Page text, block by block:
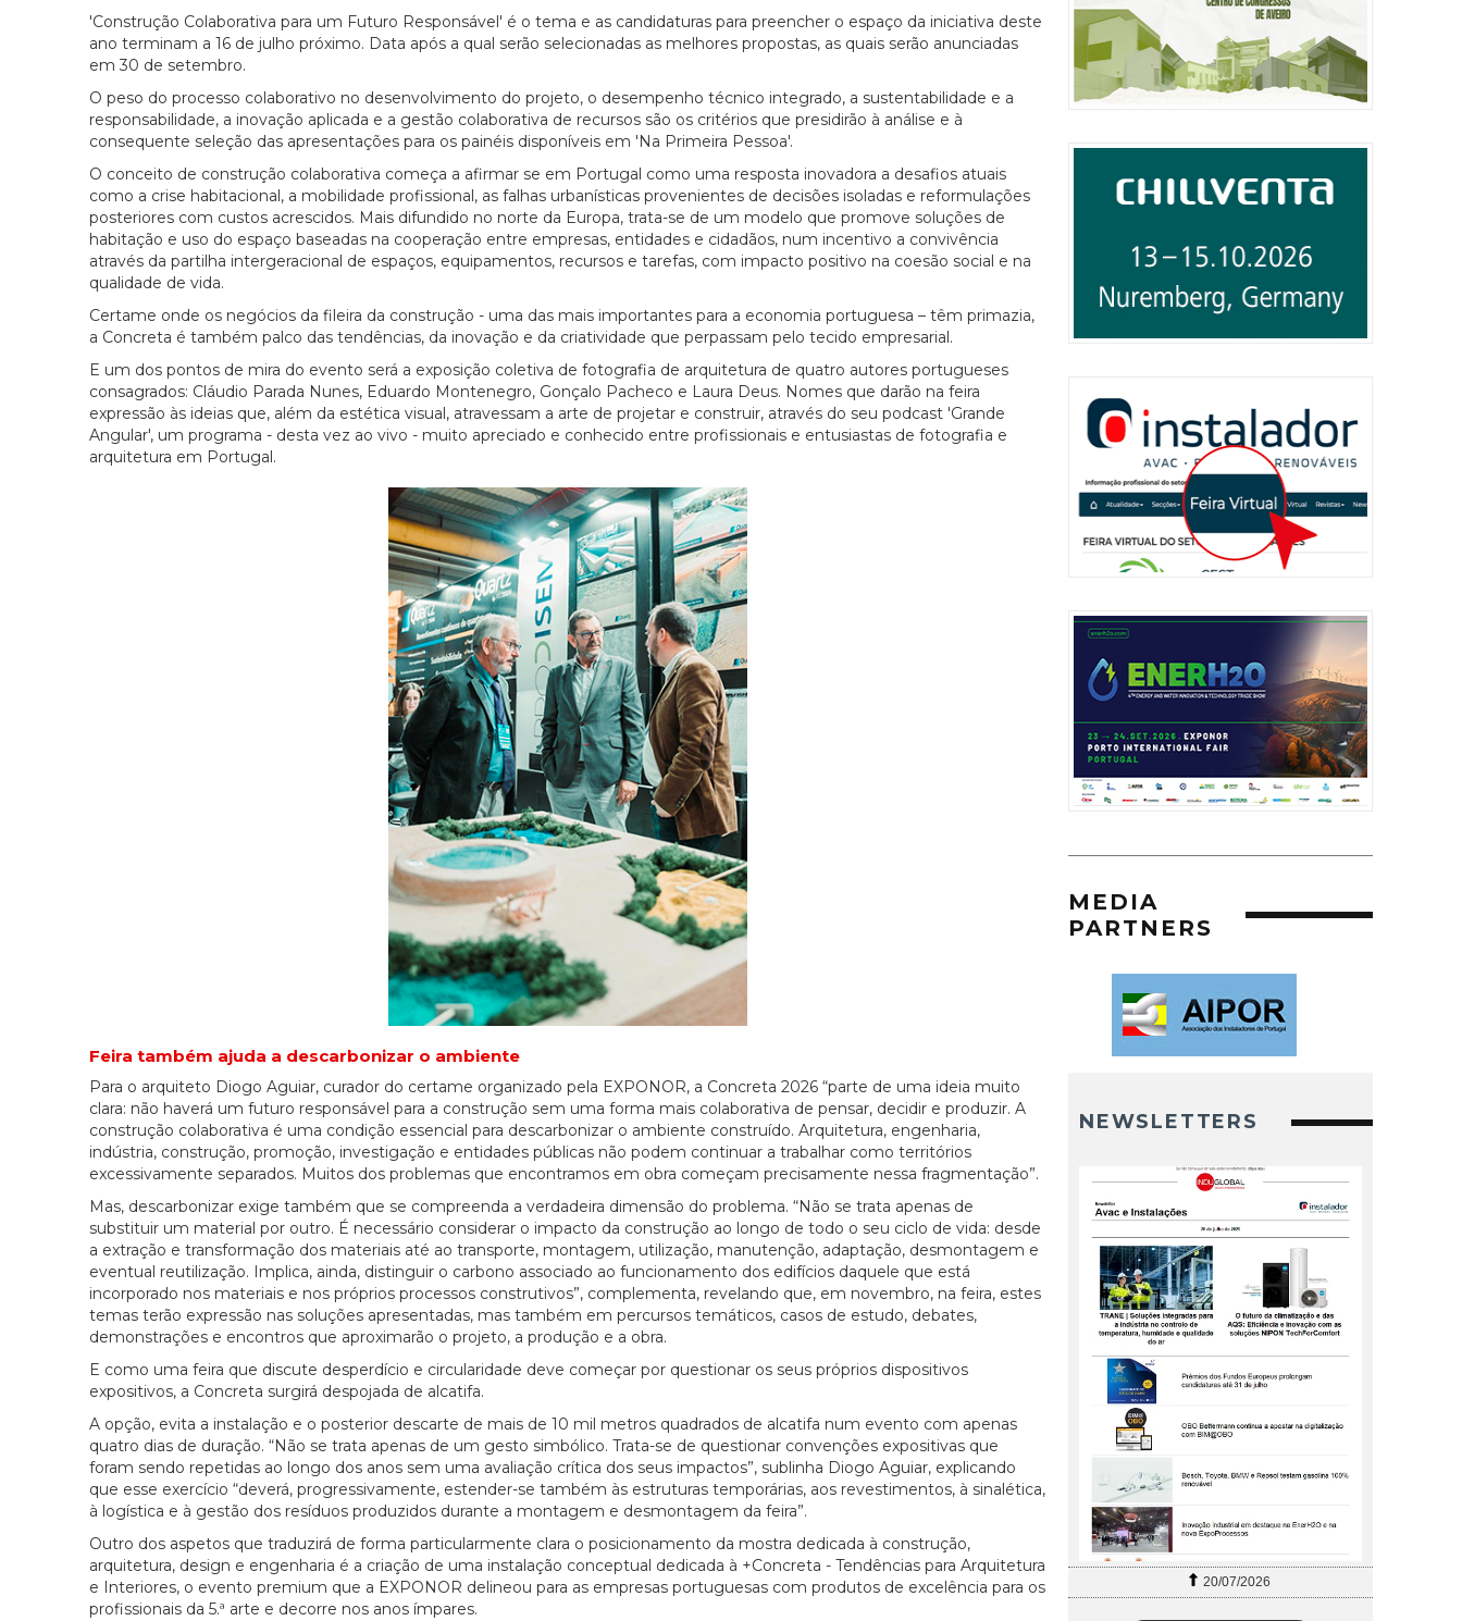
'Construção Colaborativa para um Futuro Responsável' é o tema e as candidaturas para preencher o espaço da iniciativa deste
ano terminam a 16 de julho próximo. Data após a qual serão selecionadas as melhores propostas, as quais serão anunciadas
em 30 de setembro.
O peso do processo colaborativo no desenvolvimento do projeto, o desempenho técnico integrado, a sustentabilidade e a
responsabilidade, a inovação aplicada e a gestão colaborativa de recursos são os critérios que presidirão à análise e à
consequente seleção das apresentações para os painéis disponíveis em 'Na Primeira Pessoa'.
O conceito de construção colaborativa começa a afirmar se em Portugal como uma resposta inovadora a desafios atuais
como a crise habitacional, a mobilidade profissional, as falhas urbanísticas provenientes de decisões isoladas e reformulações
posteriores com custos acrescidos. Mais difundido no norte da Europa, trata-se de um modelo que promove soluções de
habitação e uso do espaço baseadas na cooperação entre empresas, entidades e cidadãos, num incentivo a convivência
através da partilha intergeracional de espaços, equipamentos, recursos e tarefas, com impacto positivo na coesão social e na
qualidade de vida.
Certame onde os negócios da fileira da construção - uma das mais importantes para a economia portuguesa – têm primazia,
a Concreta é também palco das tendências, da inovação e da criatividade que perpassam pelo tecido empresarial.
E um dos pontos de mira do evento será a exposição coletiva de fotografia de arquitetura de quatro autores portugueses
consagrados: Cláudio Parada Nunes, Eduardo Montenegro, Gonçalo Pacheco e Laura Deus. Nomes que darão na feira
expressão às ideias que, além da estética visual, atravessam a arte de projetar e construir, através do seu podcast 'Grande
Angular', um programa - desta vez ao vivo - muito apreciado e conhecido entre profissionais e entusiastas de fotografia e
arquitetura em Portugal.
Feira também ajuda a descarbonizar o ambiente
Para o arquiteto Diogo Aguiar, curador do certame organizado pela EXPONOR, a Concreta 2026 “parte de uma ideia muito
clara: não haverá um futuro responsável para a construção sem uma forma mais colaborativa de pensar, decidir e produzir. A
construção colaborativa é uma condição essencial para descarbonizar o ambiente construído. Arquitetura, engenharia,
indústria, construção, promoção, investigação e entidades públicas não podem continuar a trabalhar como territórios
excessivamente separados. Muitos dos problemas que encontramos em obra começam precisamente nessa fragmentação”.
Mas, descarbonizar exige também que se compreenda a verdadeira dimensão do problema. “Não se trata apenas de
substituir um material por outro. É necessário considerar o impacto da construção ao longo de todo o seu ciclo de vida: desde
a extração e transformação dos materiais até ao transporte, montagem, utilização, manutenção, adaptação, desmontagem e
eventual reutilização. Implica, ainda, distinguir o carbono associado ao funcionamento dos edifícios daquele que está
incorporado nos materiais e nos próprios processos construtivos”, complementa, revelando que, em novembro, na feira, estes
temas terão expressão nas soluções apresentadas, mas também em percursos temáticos, casos de estudo, debates,
demonstrações e encontros que aproximarão o projeto, a produção e a obra.
E como uma feira que discute desperdício e circularidade deve começar por questionar os seus próprios dispositivos
expositivos, a Concreta surgirá despojada de alcatifa.
A opção, evita a instalação e o posterior descarte de mais de 10 mil metros quadrados de alcatifa num evento com apenas
quatro dias de duração. “Não se trata apenas de um gesto simbólico. Trata-se de questionar convenções expositivas que
foram sendo repetidas ao longo dos anos sem uma avaliação crítica dos seus impactos”, sublinha Diogo Aguiar, explicando
que esse exercício “deverá, progressivamente, estender-se também às estruturas temporárias, aos revestimentos, à sinalética,
à logística e à gestão dos resíduos produzidos durante a montagem e desmontagem da feira”.
Outro dos aspetos que traduzirá de forma particularmente clara o posicionamento da mostra dedicada à construção,
arquitetura, design e engenharia é a criação de uma instalação conceptual dedicada à +Concreta - Tendências para Arquitetura
e Interiores, o evento premium que a EXPONOR delineou para as empresas portuguesas com produtos de excelência para os
profissionais da 5.ª arte e decorre nos anos ímpares.
MEDIA
PARTNERS
NEWSLETTERS
20/07/2026 27/07/2026 20/07/2026